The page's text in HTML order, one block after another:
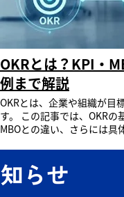
地：〒105-0014 東京都港
TEL：03（6824）9782 FAX: 03
accountsales@revicglobal.com ●
https://
て、タレントマネジメント
に、必要に応じてログイン
動的な運用になりがちでし
ンテンツも、ユーザー自身
形骸化や、人事・マネージ
っていました。 こうした背
を開くだけでAIがユーザー
ナビゲーター」機能を開発
いう従来の枠組みを超え、
て機能させることで、形骸
ネジメントと、組織全体の
ナビゲーター」の機能紹介
すると、画面にチャット形
自動的に立ち上がります。
OKRとは？KPI・
例まで解説
OKRとは、企業や組織が目標を達成するためのフレームワークの一種です。 この記事では、OKRの基本的な仕組みから、混同されやすいKPIやMBOとの違い、さらには具体的な導入ステップや職種別の設定例までを網羅的に解説します。 OKRへの理解を深め、自社の目標管理に活かすためのポイントを掴むことができます。 AI搭載の人財戦略ツール「SmartSkill HCE」は、目標管理機能でOKRの運用を支え、AIナビゲーターの活用で形骸化を防ぐ、新しいタレントマネジメントシステムです。 サービスの詳細や機能については、公式ページをご覧ください。 目次 OKRとは？多くの成長企業が採用する目標管理フレームワーク なぜ今OKRが注目されるのか？導入で得られる4つのメリット OKRとKPIの決定的な違い OKRとMBOで異なる3つのポイント OKR導入を成功させる5つのステップ 【職種別】OKRの設定例と書き方サンプル OKRを導入した企業の取り組み OKRの運用を形骸化させないための3つの注意点 データとAIでOKR運用を加速する「SmartSkill HCE」 まとめ OKRの運用や目標設定に関するよくある質問 OKRとは？多くの成長企業が採用する目標管理フレームワーク OKRとは、「Objectives and Key Results（目標と主要な結果）」の略称で、組織と個人の目標を連動させ、全体の方向性を一致させるための目標管理フレームワークです。 GoogleやIntelなどの世界的な企業が導入したことで知られ、多くの成長企業で採用されています。 OKRの目的は、単なる業績評価ではなく、組織全体の優先事項を明確にし、チームと個人のエンゲージメントを高めることにあります。 このマネジメント手法は、変化の速いビジネス環境において、組織が一丸となって高い目標へ挑戦する文化を醸成する上で効果的です。 OKRの「O」と「KR」が示す2つの構成要素 OKRは、その名の通り「O（Objectives）」と「KR（Key Results）」という2つの要素で構成されます。 「O」が意味するのは、チームや個人が目指すべき「定性的」な目標です。 これは、モチベーションを高めるような、挑戦的で心躍るような言葉で表現されることが理想です。 一方、「KR」とは、その目標（O）の達成度を測定するための「定量的」な指標を指します。 OKRのKRは、Oという目標が達成された状態を具体的な数値で示すものであり、通常3〜5個設定されます。 この2つの要素の組み合わせによって、目指すべき方向性と具体的な達成基準が明確になります。 達成度60〜70%を目指す「ストレッチゴール」の考え方 OKRの大きな特徴の一つに、「ストレッチゴール」という考え方があります。 これは、通常業務の延長線上では達成が難しい、挑戦的な目標を設定することを意味します。 そのため、OKRにおける目標達成の理想的な水準は、100%ではなく60%から70%とされています。 もし達成率が100%だった場合、それは目標設定が簡単すぎたと判断されます。 この60〜70%という基準は、チームや個人がコンフォートゾーンを抜け出し、最大限の能力を発揮してイノベーションを生み出すことを促すための仕組みです。 なぜ今OKRが注目されるのか？導入で得られる4つのメリット OKRが注目される理由は、変化の激しい現代のビジネス環境において、組織の俊敏性と従業員の自律性を高める上で多くのメリットがあるからです。 具体的にどのようなメリットがあるのか、4つの観点から解説します。 会社のビジョンと個人の目標が一致しやすくなる OKRは、会社のトップレベルの目標から部門、チーム、そして個人の目標へと段階的に設定されるツリー構造を持っています。 これにより、従業員一人ひとりが自身の業務が会社全体のビジョンや戦略にどのように貢献しているのかを明確に理解できます。 結果として、組織全体が一貫した方向性を持って業務に取り組むことが可能となります。 従業員のエンゲージメント向上につながる 自身の目標が組織の成功に直結しているという感覚は、仕事への当事者意識やモチベーションを高める大きな要因です。 また、OKRは原則として人事評価と直接結びつけないため、従業員は失敗を恐れずに挑戦的な目標に取り組めます。 このような環境が、自律的な学びや成長を促し、結果的にエンゲージメントの高い組織風土を醸成するのです。 この点が、OKRのメリットとして特に注目されています。 【関連記事のご紹介】 エンゲージメントについては「エンゲージメントとは？意味や高める方法、測定方法を解説」で詳しく紹介しています。 ぜひご参考ください。 チーム内のコミュニケーションが活性化する OKRを導入すると、チーム内のコミュニケーションが活発化するメリットもあります。 OKRは全社的に公開されることが基本であり、他部署や他チームがどのような目標に向かっているのかを誰もが把握できます。 さらに、週に一度の「チェックイン」と呼ばれる進捗確認ミーティングや、上司と部下の1on1ミーティングが推奨されており、目標達成に向けた対話の機会が定期的に生まれます。 こうした取組みにより、組織内の風通しが良くなります。 優先すべき業務が明確になり生産性が向上する ビジネスの現場では、数多くの業務の中から何に注力すべきかを見極める必要があります。 OKRのメリットは、この優先順位付けを明確にすることです。 OKRでは、目標に対して主要な結果を3〜5個程度に絞り込むことが推奨されます。 これにより、チームや個人は「今、最も重要なことは何か」を常に意識して行動できます。 重要な業務にリソースを集中投下することで、組織全体の生産性向上につながるのです。 【関連記事のご紹介】 生産性向上については「生産性向上とは？メリット・具体的な施策と取り組み、成功事例を解説」で詳しく紹介しています。 ぜひご参考ください。 OKRとKPIの決定的な違い OKRとKPIは、どちらも目標達成のために用いられるフレームワークですが、その役割と目的には明確な違いがあります。 両者は対立する概念ではなく、相互に補完し合う関係にあり、多くの企業で併用されています。 それぞれの違いを正しく理解し、適切に使い分けることが重要です。 目的（OKR）と計測指標（KPI）という役割の違い OKRとKPIの最も大きな違いは、その役割にあります。 OKRが組織やチームが目指すべき「目的」と、その達成を定義する「主要な結果」を示すのに対し、KPIは、日々の業務プロセスが順調に進んでいるかを計測するための「指標」です。 例えるなら、OKRはカーナビの「目的地」であり、KPIは運転中の「速度計」や「燃料計」に相当します。 KPIを日々の活動の健康診断としてモニタリングしつつ、OKRでより高い目標達成を目指すという使い分けが効果的です。 OKRとMBOで異なる3つのポイント OKRとMBO（目標管理制度）は、どちらも目標を設定し管理する手法ですが、その運用思想にはいくつかの違いがあります。 MBOが個人の業績評価に主眼を置くことが多いのに対し、OKRは組織全体の目標達成と、それに向けたチームの連携や個人の成長を重視する点で異なります。 評価サイクルの頻度 OKRとMBOの大きな違いの一つは、目標設定と評価を行うサイクルの頻度です。 MBOは、通常、半期または通期（6ヶ月〜1年）という長い期間で目標を設定し、評価を行います。 一方、OKRは、四半期（3ヶ月）を基本とする短いサイクルで運用されるのが一般的です。 この短いサイクルにより、市場やビジネス環境の変化に迅速に対応し、目標を柔軟に見直しながらアジャイルに業務を進めることが可能になります。 人事評価との関連性 人事評価との関連性も、OKRとMBOの重要な違いです。 MBOでは、設定した目標の達成度が人事評価や報酬に直接的に結びつくことが一般的です。 これに対し、OKRは原則として人事評価とは切り離して運用されます。 その目的は、評価を気にすることなく、社員が自発的に挑戦的な「ストレッチゴール」を設定できるようにするためです。 これにより、イノベーションや個人の成長を促す文化が醸成されやすくなります。 目標の共有範囲 目標が共有される範囲にも、OKRとMBOでは違いがあります。 MBOの場合、設定された目標は主に上司と本人の間でのみ共有され、他の社員に公開されることは少ないのが一般的です。 一方で、OKRは、CEOからインターンまで、全従業員の目標が社内全体に公開されることを原則としています。 この高い透明性により、組織内の他のメンバーが何を目指しているのかを誰もが理解でき、部門を超えた連携や協力が生まれやすくなります。 OKR導入を成功させる5